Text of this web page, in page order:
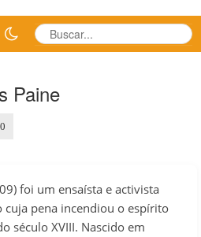
Paine
0
foi um ensaísta e activista
pena incendiou o espírito
século XVIII. Nascido em